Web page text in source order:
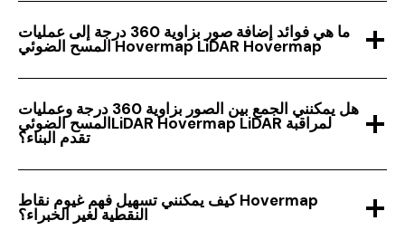
ما هي فوائد إضافة صور بزاوية 360 درجة إلى عمليات
المسح الضوئي Hovermap LiDAR Hovermap
هل يمكنني الجمع بين الصور بزاوية 360 درجة وعمليات
المسح الضوئيLiDAR Hovermap LiDAR لمراقبة
تقدم البناء؟
كيف يمكنني تسهيل فهم غيوم نقاط Hovermap
النقطية لغير الخبراء؟